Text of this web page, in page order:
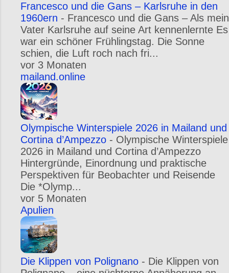
Francesco und die Gans – Karlsruhe in den
1960ern - Francesco und die Gans – Als mein
Vater Karlsruhe auf seine Art kennenlernte Es
war ein schöner Frühlingstag. Die Sonne
schien, die Luft roch nach fri...
vor 3 Monaten
mailand.online
Olympische Winterspiele 2026 in Mailand und
Cortina d’Ampezzo - Olympische Winterspiele
2026 in Mailand und Cortina d’Ampezzo
Hintergründe, Einordnung und praktische
Perspektiven für Beobachter und Reisende
Die *Olymp...
vor 5 Monaten
Apulien
Die Klippen von Polignano - Die Klippen von